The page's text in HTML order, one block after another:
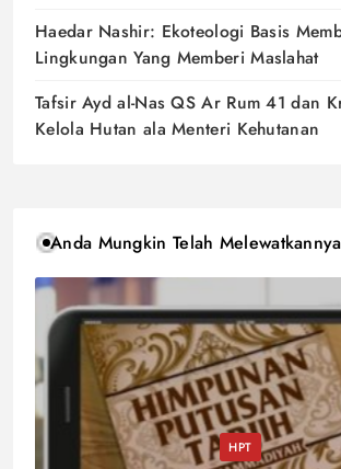
Haedar Nashir: Ekoteologi Basis
Lingkungan Yang Memberi Maslahat
Tafsir Ayd al-Nas QS Ar Rum 41 dan
Kelola Hutan ala Menteri Kehutanan
Anda Mungkin Telah Melewatkannya
HPT